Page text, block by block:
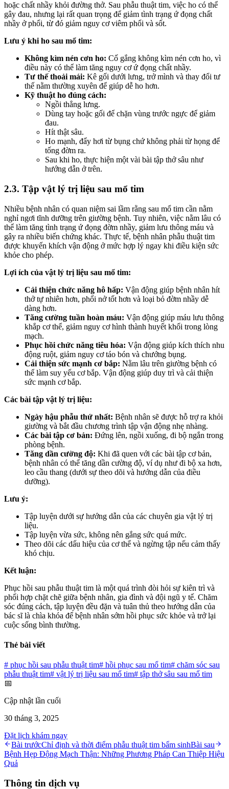
hoặc chất nhầy khỏi đường thở. Sau phẫu thuật tim, việc ho có thể
gây đau, nhưng lại rất quan trọng để giảm tình trạng ứ đọng chất
nhầy ở phổi, từ đó giảm nguy cơ viêm phổi và sốt.
Lưu ý khi ho sau mổ tim:
Không kìm nén cơn ho: Cố gắng không kìm nén cơn ho, vì
điều này có thể làm tăng nguy cơ ứ đọng chất nhầy.
Tư thế thoải mái: Kê gối dưới lưng, trở mình và thay đổi tư
thế nằm thường xuyên để giúp dễ ho hơn.
Kỹ thuật ho đúng cách:
Ngồi thẳng lưng.
Dùng tay hoặc gối để chặn vùng trước ngực để giảm
đau.
Hít thật sâu.
Ho mạnh, đẩy hơi từ bụng chứ không phải từ họng để
tống đờm ra.
Sau khi ho, thực hiện một vài bài tập thở sâu như
hướng dẫn ở trên.
2.3. Tập vật lý trị liệu sau mổ tim
Nhiều bệnh nhân có quan niệm sai lầm rằng sau mổ tim cần nằm
nghỉ ngơi tĩnh dưỡng trên giường bệnh. Tuy nhiên, việc nằm lâu có
thể làm tăng tình trạng ứ đọng đờm nhầy, giảm lưu thông máu và
gây ra nhiều biến chứng khác. Thực tế, bệnh nhân phẫu thuật tim
được khuyến khích vận động ở mức hợp lý ngay khi điều kiện sức
khỏe cho phép.
Lợi ích của vật lý trị liệu sau mổ tim:
Cải thiện chức năng hô hấp: Vận động giúp bệnh nhân hít
thở tự nhiên hơn, phổi nở tốt hơn và loại bỏ đờm nhầy dễ
dàng hơn.
Tăng cường tuần hoàn máu: Vận động giúp máu lưu thông
khắp cơ thể, giảm nguy cơ hình thành huyết khối trong lòng
mạch.
Phục hồi chức năng tiêu hóa: Vận động giúp kích thích nhu
động ruột, giảm nguy cơ táo bón và chướng bụng.
Cải thiện sức mạnh cơ bắp: Nằm lâu trên giường bệnh có
thể làm suy yếu cơ bắp. Vận động giúp duy trì và cải thiện
sức mạnh cơ bắp.
Các bài tập vật lý trị liệu:
Ngày hậu phẫu thứ nhất: Bệnh nhân sẽ được hỗ trợ ra khỏi
giường và bắt đầu chương trình tập vận động nhẹ nhàng.
Các bài tập cơ bản: Đứng lên, ngồi xuống, đi bộ ngắn trong
phòng bệnh.
Tăng dần cường độ: Khi đã quen với các bài tập cơ bản,
bệnh nhân có thể tăng dần cường độ, ví dụ như đi bộ xa hơn,
leo cầu thang (dưới sự theo dõi và hướng dẫn của điều
dưỡng).
Lưu ý:
Tập luyện dưới sự hướng dẫn của các chuyên gia vật lý trị
liệu.
Tập luyện vừa sức, không nên gắng sức quá mức.
Theo dõi các dấu hiệu của cơ thể và ngừng tập nếu cảm thấy
khó chịu.
Kết luận:
Phục hồi sau phẫu thuật tim là một quá trình đòi hỏi sự kiên trì và
phối hợp chặt chẽ giữa bệnh nhân, gia đình và đội ngũ y tế. Chăm
sóc đúng cách, tập luyện đều đặn và tuân thủ theo hướng dẫn của
bác sĩ là chìa khóa để bệnh nhân sớm hồi phục sức khỏe và trở lại
cuộc sống bình thường.
Thẻ bài viết
# phục hồi sau phẫu thuật tim# hồi phục sau mổ tim# chăm sóc sau
phẫu thuật tim# vật lý trị liệu sau mổ tim# tập thở sâu sau mổ tim
📅
Cập nhật lần cuối
30 tháng 3, 2025
Đặt lịch khám ngay
Bài trướcChỉ định và thời điểm phẫu thuật tim bẩm sinhBài sau
Bệnh Hẹp Động Mạch Thận: Những Phương Pháp Can Thiệp Hiệu
Quả
Thông tin dịch vụ